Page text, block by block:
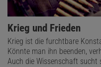
Krieg und Frieden
Krieg ist die furchtbare
Könnte man ihn beenden,
Auch die Wissenschaft sucht